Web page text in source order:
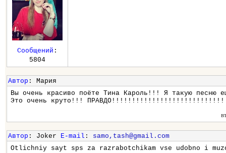
Сообщений :
5804
Автор : Мария
Вы очень красиво поёте Тина Кароль!!! Я такую песню
Это очень круто!!!
Автор : Joker E-mail : samo,tash@gmail.com
Otlichniy sayt sps za razrabotchikam vse udobno i